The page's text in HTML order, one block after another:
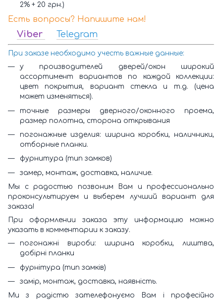
2% + 20 грн.)
Есть вопросы? Напишите нам!
Viber Telegram
При заказе необходимо учесть важные данные:
у производителей дверей/окон широкий
ассортимент вариантов по каждой коллекции:
цвет покрытия, вариант стекла и т.д. (цена
может изменяться).
точные размеры дверного/оконного проема,
размер полотна, сторона открывания
погонажные изделия: ширина коробки, наличники,
отборные планки.
фурнитура (тип замков)
замер, монтаж, доставка, наличие.
Мы с радостью позвоним Вам и профессионально
проконсультируем и выберем лучший вариант для
заказа!
При оформлении заказа эту информацию можно
указать в комментарии к заказу.
погонажні вироби: ширина коробки, лиштва,
добірні планки
фурнітура (тип замків)
замір, монтаж, доставка, наявність.
Ми з радістю зателефонуємо Вам і професійно